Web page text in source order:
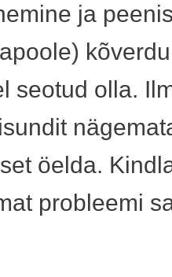
ja
seotud olla.
öelda.
probleemi